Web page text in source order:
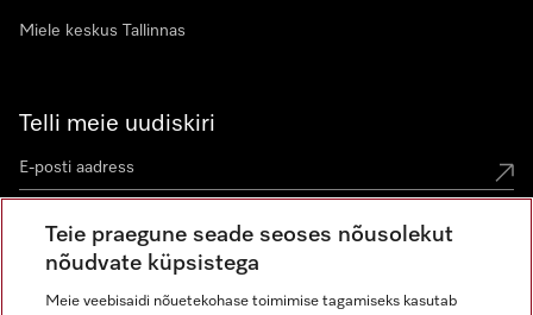
Miele keskus Tallinnas
Telli meie uudiskiri
Teie praegune seade seoses nõusolekut
nõudvate küpsistega
Meie veebisaidi nõuetekohase toimimise tagamiseks kasutab